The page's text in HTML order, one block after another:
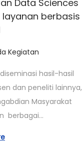
Data Sciences
berbasis
inKegiatan
hasil-hasil
dan peneliti lainnya,
Masyarakat
berbagai…